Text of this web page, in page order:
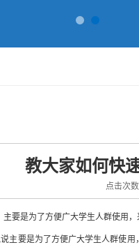
教大家如何快
点击次
主要是为了方便广大学生人群使用
主要是为了方便广大学生人群使